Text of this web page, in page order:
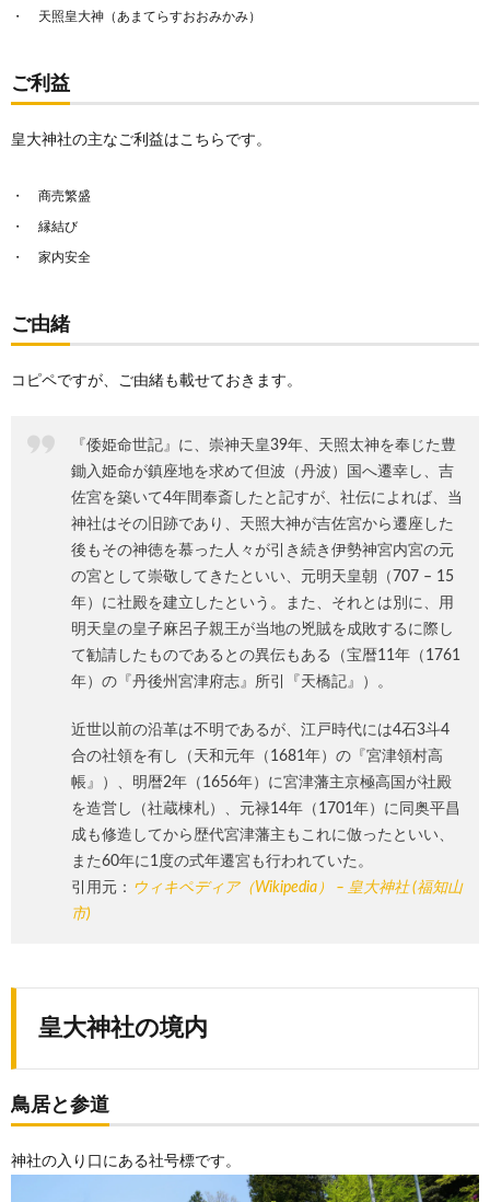
天照皇大神（あまてらすおおみかみ）
ご利益
皇大神社の主なご利益はこちらです。
商売繁盛
縁結び
家内安全
ご由緒
コピペですが、ご由緒も載せておきます。
『倭姫命世記』に、崇神天皇39年、天照太神を奉じた豊
鋤入姫命が鎮座地を求めて但波（丹波）国へ遷幸し、吉
佐宮を築いて4年間奉斎したと記すが、社伝によれば、当
神社はその旧跡であり、天照大神が吉佐宮から遷座した
後もその神徳を慕った人々が引き続き伊勢神宮内宮の元
の宮として崇敬してきたといい、元明天皇朝（707 – 15
年）に社殿を建立したという。また、それとは別に、用
明天皇の皇子麻呂子親王が当地の兇賊を成敗するに際し
て勧請したものであるとの異伝もある（宝暦11年（1761
年）の『丹後州宮津府志』所引『天橋記』）。
近世以前の沿革は不明であるが、江戸時代には4石3斗4
合の社領を有し（天和元年（1681年）の『宮津領村高
帳』）、明暦2年（1656年）に宮津藩主京極高国が社殿
を造営し（社蔵棟札）、元禄14年（1701年）に同奥平昌
成も修造してから歴代宮津藩主もこれに倣ったといい、
また60年に1度の式年遷宮も行われていた。
引用元： ウィキペディア（Wikipedia） – 皇大神社 (福知山
市)
皇大神社の境内
鳥居と参道
神社の入り口にある社号標です。